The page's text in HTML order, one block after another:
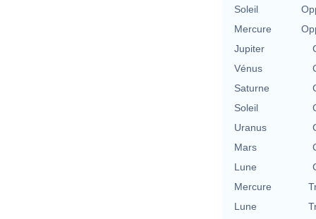
Soleil
Mercure
Jupiter
Vénus
Saturne
Soleil
Uranus
Mars
Lune
Mercure
Lune